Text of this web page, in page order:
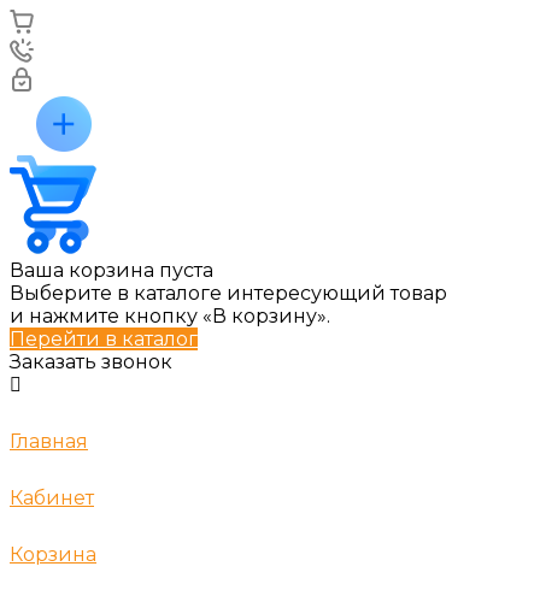
Ваша корзина пуста
Выберите в каталоге интересующий товар
и нажмите кнопку «В корзину».
Перейти в каталог
Заказать звонок
Главная
Кабинет
Корзина